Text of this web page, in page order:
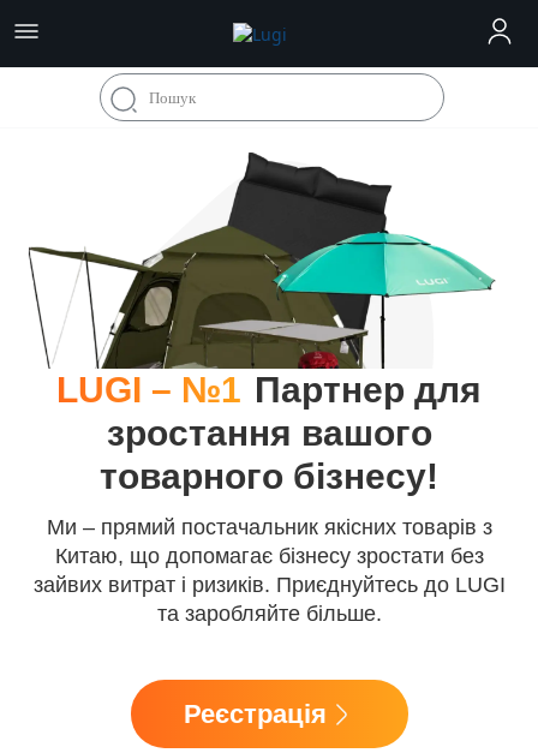
LUGI – №1 Партнер для
зростання вашого
товарного бізнесу!
Ми – прямий постачальник якісних товарів з
Китаю, що допомагає бізнесу зростати без
зайвих витрат і ризиків. Приєднуйтесь до LUGI
та заробляйте більше.
Реєстрація